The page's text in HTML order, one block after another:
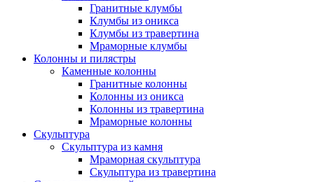
Гранитные клумбы
Клумбы из оникса
Клумбы из травертина
Мраморные клумбы
Колонны и пилястры
Каменные колонны
Гранитные колонны
Колонны из оникса
Колонны из травертина
Мраморные колонны
Скульптура
Скульптура из камня
Мраморная скульптура
Скульптура из травертина